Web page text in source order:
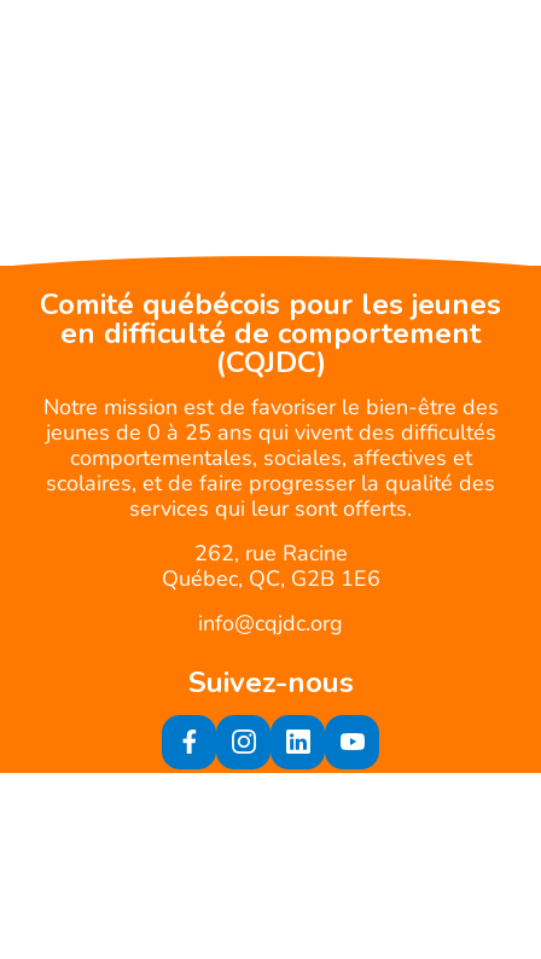
Comité québécois pour les jeunes
en difficulté de comportement
(CQJDC)
Notre mission est de favoriser le bien-être des
jeunes de 0 à 25 ans qui vivent des difficultés
comportementales, sociales, affectives et
scolaires, et de faire progresser la qualité des
services qui leur sont offerts.
262, rue Racine
Québec, QC, G2B 1E6
info@cqjdc.org
Suivez-nous